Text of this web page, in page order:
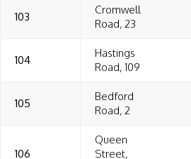
103
Cromwell
Road, 23
104
Hastings
Road, 109
105
Bedford
Road, 2
106
Queen
Street,